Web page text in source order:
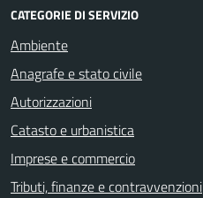
CATEGORIE DI SERVIZIO
Ambiente
Anagrafe e stato civile
Autorizzazioni
Catasto e urbanistica
Imprese e commercio
Tributi, finanze e contravvenzioni